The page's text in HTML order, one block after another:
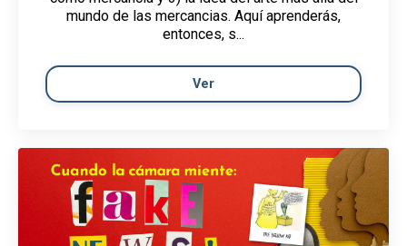
mundo de las mercancias. Aquí aprenderás,
entonces, s...
Ver